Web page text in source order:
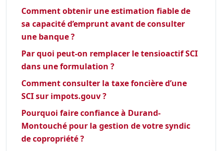
Comment obtenir une estimation fiable de
sa capacité d’emprunt avant de consulter
une banque ?
Par quoi peut-on remplacer le tensioactif SCI
dans une formulation ?
Comment consulter la taxe foncière d’une
SCI sur impots.gouv ?
Pourquoi faire confiance à Durand-
Montouché pour la gestion de votre syndic
de copropriété ?